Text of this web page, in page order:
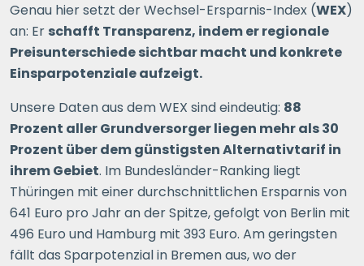
Genau hier setzt der Wechsel-Ersparnis-Index (WEX)
an: Er schafft Transparenz, indem er regionale
Preisunterschiede sichtbar macht und konkrete
Einsparpotenziale aufzeigt.
Unsere Daten aus dem WEX sind eindeutig: 88
Prozent aller Grundversorger liegen mehr als 30
Prozent über dem günstigsten Alternativtarif in
ihrem Gebiet. Im Bundesländer-Ranking liegt
Thüringen mit einer durchschnittlichen Ersparnis von
641 Euro pro Jahr an der Spitze, gefolgt von Berlin mit
496 Euro und Hamburg mit 393 Euro. Am geringsten
fällt das Sparpotenzial in Bremen aus, wo der